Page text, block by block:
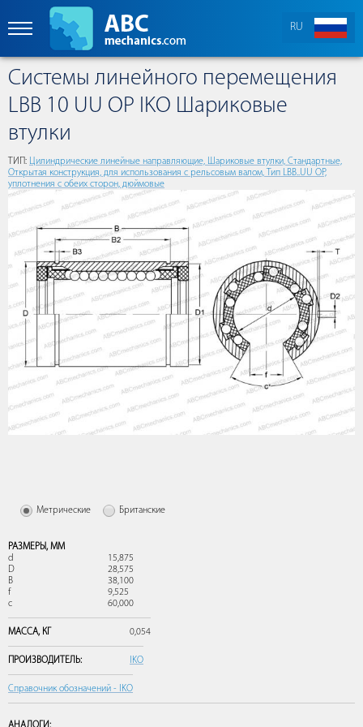
RU
Cистемы линейного перемещения
LBB 10 UU OP IKO Шариковые
втулки
ТИП: Цилиндрические линейные направляющие, Шариковые втулки, Стандартные,
Открытая конструкция, для использования с рельсовым валом, Тип LBB..UU OP,
уплотнения с обеих сторон, дюймовые
Метрические Британские
РАЗМЕРЫ, ММ
d
15,875
D
28,575
B
38,100
f
9,525
c
60,000
МАССА, КГ 0,054
ПРОИЗВОДИТЕЛЬ: IKO
Справочник обозначений - IKO